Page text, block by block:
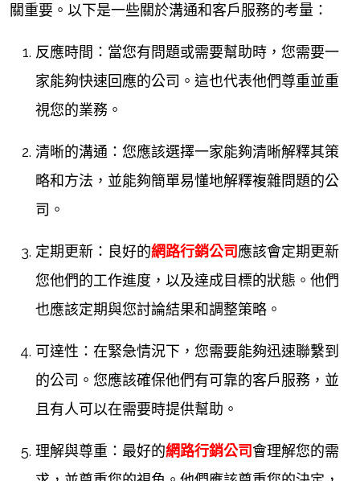
關重要。以下是一些關於溝通和客戶服務的考量：
反應時間：當您有問題或需要幫助時，您需要一
家能夠快速回應的公司。這也代表他們尊重並重
視您的業務。
清晰的溝通：您應該選擇一家能夠清晰解釋其策
略和方法，並能夠簡單易懂地解釋複雜問題的公
司。
定期更新：良好的網路行銷公司應該會定期更新
您他們的工作進度，以及達成目標的狀態。他們
也應該定期與您討論結果和調整策略。
可達性：在緊急情況下，您需要能夠迅速聯繫到
的公司。您應該確保他們有可靠的客戶服務，並
且有人可以在需要時提供幫助。
理解與尊重：最好的網路行銷公司會理解您的需